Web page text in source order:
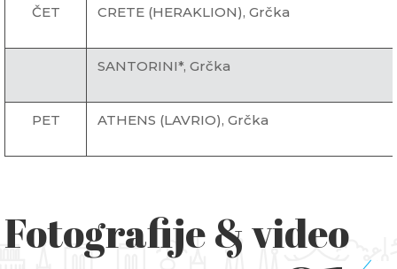
ČET CRETE (HERAKLION), Grčka
SANTORINI*, Grčka
PET ATHENS (LAVRIO), Grčka
Fotografije & video